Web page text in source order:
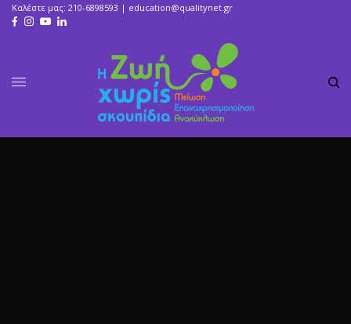
Καλέστε μας: 210-6898593 | education@qualitynet.gr